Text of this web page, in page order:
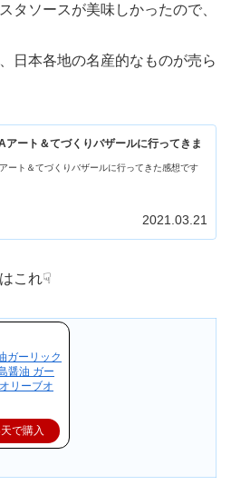
タソースが美味しかったので、
日本各地の名産的なものが売ら
アート＆てづくりバザールに行ってきま
ート＆てづくりバザールに行ってきた感想です
2021.03.21
これ☟
ガーリック
醤油 ガー
リーブオ
で購入